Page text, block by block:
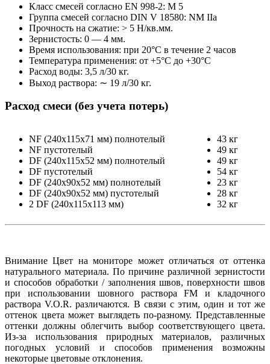
Класс смесей согласно EN 998-2: М 5
Группа смесей согласно DIN V 18580: NM IIа
Прочность на сжатие: > 5 Н/кв.мм.
Зернистость: 0 — 4 мм.
Время использования: при 20°С в течение 2 часов
Температура применения: от +5°С до +30°С
Расход воды: 3,5 л/30 кг.
Выход раствора: ∼ 19 л/30 кг.
Расход смеси (без учета потерь)
NF (240х115х71 мм) полнотелый
NF пустотелый
DF (240х115х52 мм) полнотелый
DF пустотелый
DF (240х90х52 мм) полнотелый
DF (240х90х52 мм) пустотелый
2 DF (240х115х113 мм)
43 кг
49 кг
49 кг
54 кг
23 кг
28 кг
32 кг
Внимание Цвет на мониторе может отличаться от оттенка
натурального материала. По причине различной зернистости
и способов обработки / заполнения швов, поверхности швов
при использовании шовного раствора FM и кладочного
раствора V.O.R. различаются. В связи с этим, один и тот же
оттенок цвета может выглядеть по-разному. Представленные
оттенки должны облегчить выбор соответствующего цвета.
Из-за использования природных материалов, различных
погодных условий и способов применения возможны
некоторые цветовые отклонения.